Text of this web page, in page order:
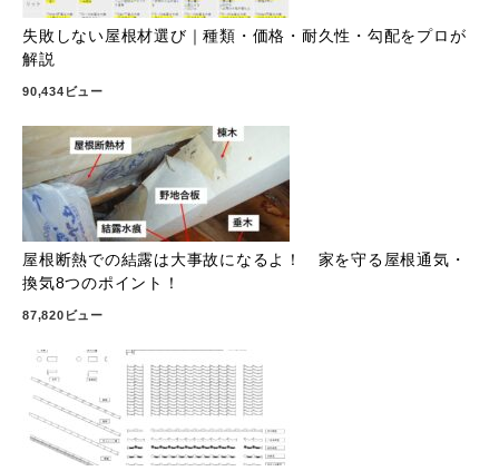
失敗しない屋根材選び｜種類・価格・耐久性・勾配をプロが
解説
90,434ビュー
屋根断熱での結露は大事故になるよ！ 家を守る屋根通気・
換気8つのポイント！
87,820ビュー